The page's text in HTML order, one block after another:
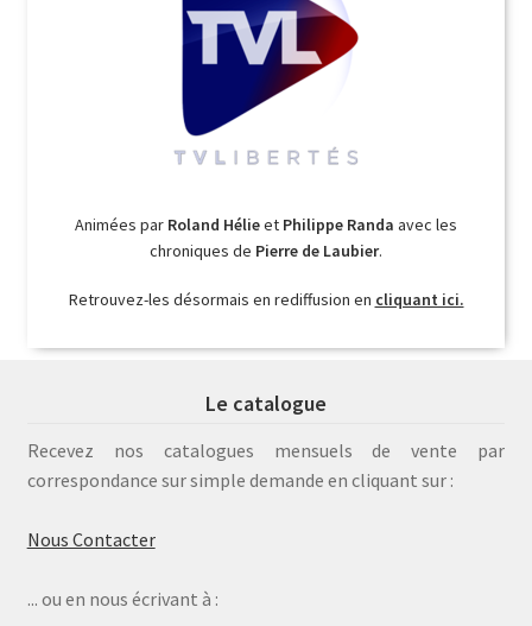
Animées par Roland Hélieet Philippe Randa avec les
chroniques de Pierre de Laubier.
Retrouvez-les désormais en rediffusion en cliquant ici.
Le catalogue
Recevez nos catalogues mensuels de vente par
correspondance sur simple demande en cliquant sur :
Nous Contacter
... ou en nous écrivant à :